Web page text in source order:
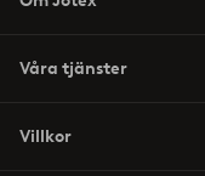
Våra tjänster
Villkor